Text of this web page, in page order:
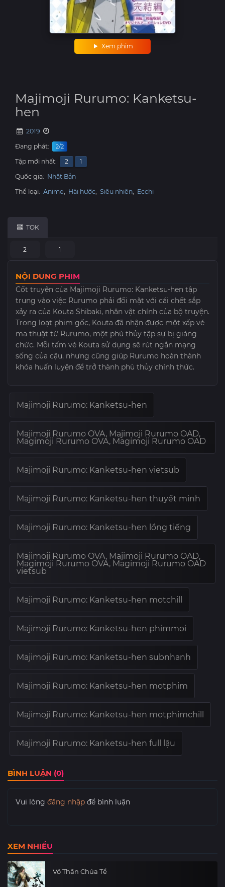
Xem phim
Majimoji Rurumo: Kanketsu-
hen
2019
Đang phát:
2/2
Tập mới nhất: 2
1
Quốc gia: Nhật Bản
Thể loại: Anime, Hài hước, Siêu nhiên, Ecchi
TOK
2 1
NỘI DUNG PHIM
Cốt truyện của Majimoji Rurumo: Kanketsu-hen tập
trung vào việc Rurumo phải đối mặt với cái chết sắp
xảy ra của Kouta Shibaki, nhân vật chính của bộ truyện.
Trong loạt phim gốc, Kouta đã nhận được một xấp vé
ma thuật từ Rurumo, một phù thủy tập sự bị giáng
chức. Mỗi tấm vé Kouta sử dụng sẽ rút ngắn mạng
sống của cậu, nhưng cũng giúp Rurumo hoàn thành
khóa huấn luyện để trở thành phù thủy chính thức.
Majimoji Rurumo: Kanketsu-hen
Majimoji Rurumo OVA, Majimoji Rurumo OAD,
Magimoji Rurumo OVA, Magimoji Rurumo OAD
Majimoji Rurumo: Kanketsu-hen vietsub
Majimoji Rurumo: Kanketsu-hen thuyết minh
Majimoji Rurumo: Kanketsu-hen lồng tiếng
Majimoji Rurumo OVA, Majimoji Rurumo OAD,
Magimoji Rurumo OVA, Magimoji Rurumo OAD
vietsub
Majimoji Rurumo: Kanketsu-hen motchill
Majimoji Rurumo: Kanketsu-hen phimmoi
Majimoji Rurumo: Kanketsu-hen subnhanh
Majimoji Rurumo: Kanketsu-hen motphim
Majimoji Rurumo: Kanketsu-hen motphimchill
Majimoji Rurumo: Kanketsu-hen full lậu
BÌNH LUẬN (0)
Vui lòng đăng nhập để bình luận
XEM NHIỀU
Võ Thần Chúa Tể